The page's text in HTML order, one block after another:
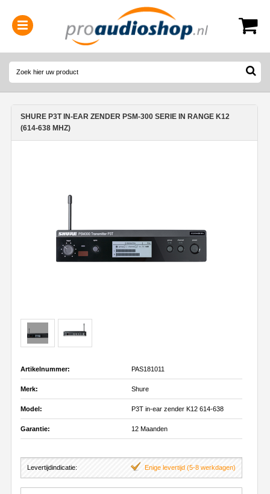
0314-364515
SHURE P3T IN-EAR ZENDER PSM-300 SERIE IN RANGE K12
(614-638 MHZ)
Artikelnummer: PAS181011
Merk: Shure
Model: P3T in-ear zender K12 614-638
Garantie: 12 Maanden
Levertijdindicatie: Enige levertijd (5-8 werkdagen)